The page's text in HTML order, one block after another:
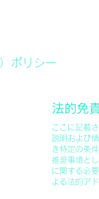
ポリシー
法的免
ここに記載
説明および
き特定の条
推奨事項と
に関する必
よる法的ア